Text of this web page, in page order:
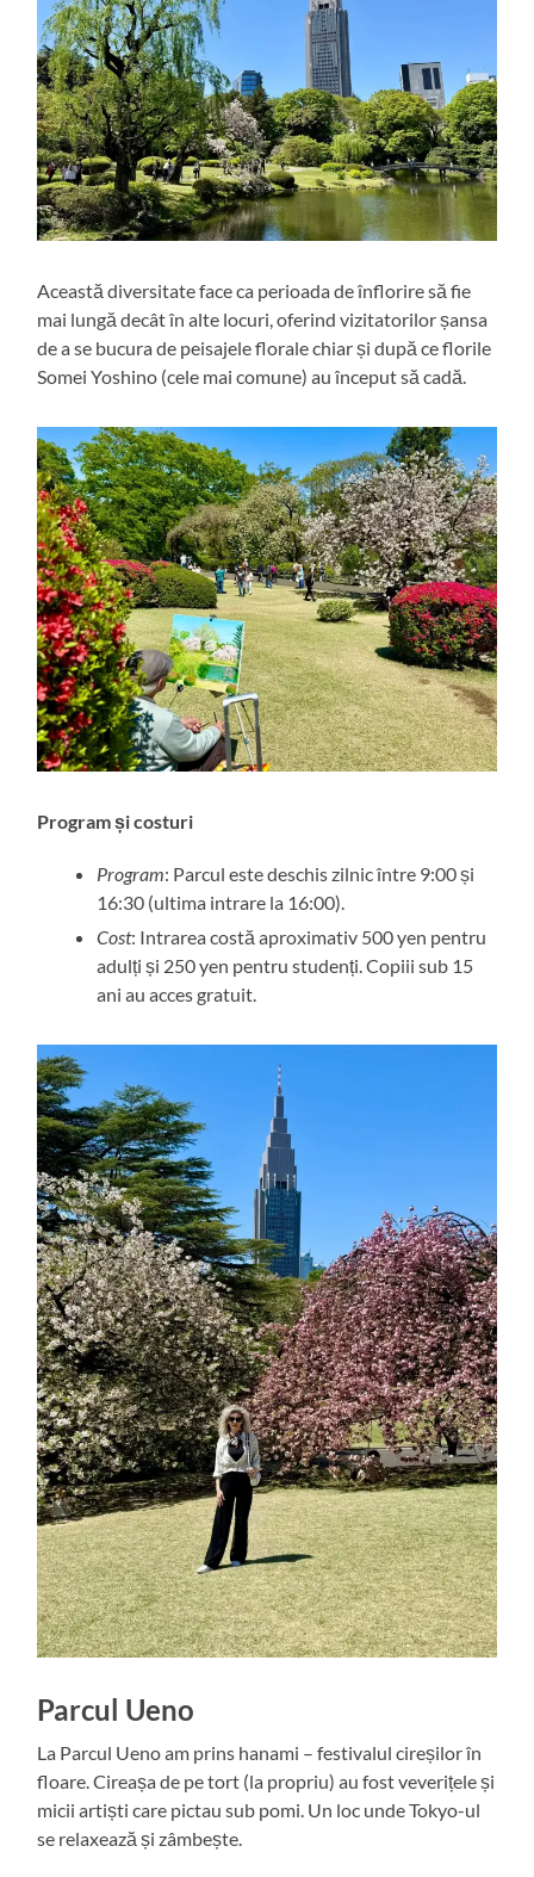
Această diversitate face ca perioada de înflorire să fie
mai lungă decât în alte locuri, oferind vizitatorilor șansa
de a se bucura de peisajele florale chiar și după ce florile
Somei Yoshino (cele mai comune) au început să cadă.
Program și costuri
Program: Parcul este deschis zilnic între 9:00 și
16:30 (ultima intrare la 16:00).
Cost: Intrarea costă aproximativ 500 yen pentru
adulți și 250 yen pentru studenți. Copiii sub 15
ani au acces gratuit.
Parcul Ueno
La Parcul Ueno am prins hanami – festivalul cireșilor în
floare. Cireașa de pe tort (la propriu) au fost veverițele și
micii artiști care pictau sub pomi. Un loc unde Tokyo-ul
se relaxează și zâmbește.